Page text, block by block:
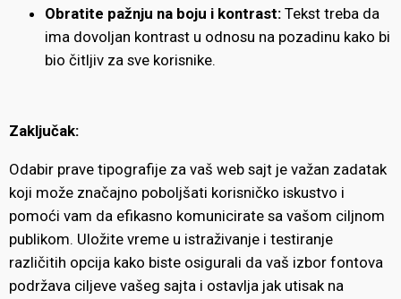
Obratite pažnju na boju i kontrast: Tekst treba da
ima dovoljan kontrast u odnosu na pozadinu kako bi
bio čitljiv za sve korisnike.
Zaključak:
Odabir prave tipografije za vaš web sajt je važan zadatak
koji može značajno poboljšati korisničko iskustvo i
pomoći vam da efikasno komunicirate sa vašom ciljnom
publikom. Uložite vreme u istraživanje i testiranje
različitih opcija kako biste osigurali da vaš izbor fontova
podržava ciljeve vašeg sajta i ostavlja jak utisak na